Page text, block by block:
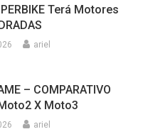
Terá Motores
ariel
– COMPARATIVO
X Moto3
ariel